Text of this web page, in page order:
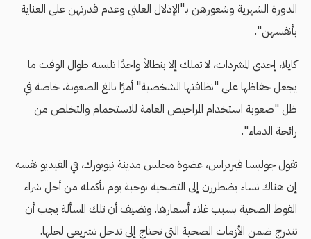
الدورة الشهرية وشعورهن بـ"الإذلال العلني وعدم قدرتهن على العناية
بأنفسهن".
كايلا، إحدى المشردات، لا تملك إلا بنطالاً واحدًا تلبسه طوال الوقت ما
يجعل حفاظها على "نظافتها الشخصية" أمرًا بالغ الصعوبة، خاصة في
ظل "صعوبة استخدام المراحيض العامة للاستحمام والتخلص من
رائحة الدماء".
تقول جوليسا فيريراس، عضوة مجلس مدينة نيويورك، في الفيديو نفسه
إن هناك نساء يضطررن إلى التضحية بوجبة يوم بأكمله من أجل شراء
الفوط الصحية بسبب غلاء أسعارها. وتضيف أن تلك المسألة يجب أن
تندرج ضمن الأزمات الصحية التي تحتاج إلى تدخل تشريعي لحلها.